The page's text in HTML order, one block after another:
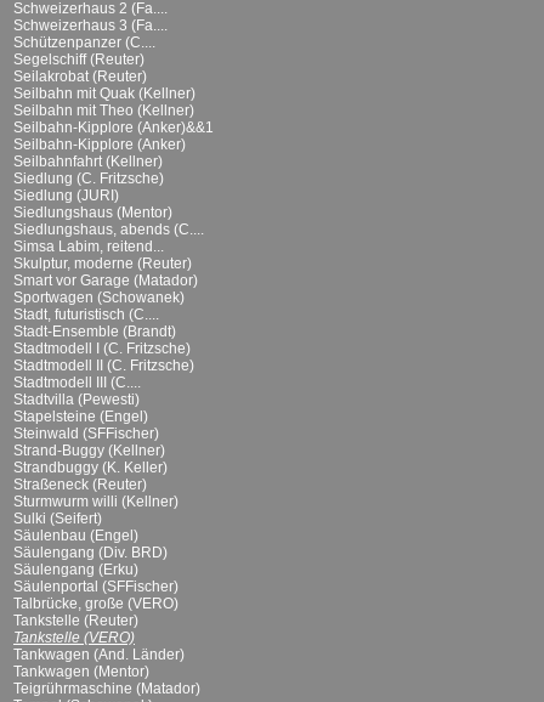
Schweizerhaus 2 (Fa....
Schweizerhaus 3 (Fa....
Schützenpanzer (C....
Segelschiff (Reuter)
Seilakrobat (Reuter)
Seilbahn mit Quak (Kellner)
Seilbahn mit Theo (Kellner)
Seilbahn-Kipplore (Anker)&&1
Seilbahn-Kipplore (Anker)
Seilbahnfahrt (Kellner)
Siedlung (C. Fritzsche)
Siedlung (JURI)
Siedlungshaus (Mentor)
Siedlungshaus, abends (C....
Simsa Labim, reitend...
Skulptur, moderne (Reuter)
Smart vor Garage (Matador)
Sportwagen (Schowanek)
Stadt, futuristisch (C....
Stadt-Ensemble (Brandt)
Stadtmodell I (C. Fritzsche)
Stadtmodell II (C. Fritzsche)
Stadtmodell III (C....
Stadtvilla (Pewesti)
Stapelsteine (Engel)
Steinwald (SFFischer)
Strand-Buggy (Kellner)
Strandbuggy (K. Keller)
Straßeneck (Reuter)
Sturmwurm willi (Kellner)
Sulki (Seifert)
Säulenbau (Engel)
Säulengang (Div. BRD)
Säulengang (Erku)
Säulenportal (SFFischer)
Talbrücke, große (VERO)
Tankstelle (Reuter)
Tankstelle (VERO)
Tankwagen (And. Länder)
Tankwagen (Mentor)
Teigrührmaschine (Matador)